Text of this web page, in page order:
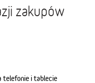
zakupów
telefonie i tablecie